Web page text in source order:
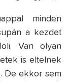
minden
a kezdet
Van olyan
is eltelnek
De ekkor sem